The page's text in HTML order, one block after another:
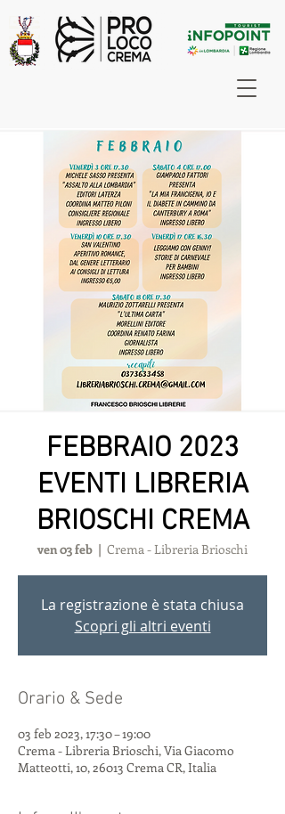
FEBBRAIO 2023
EVENTI LIBRERIA
BRIOSCHI CREMA
ven 03 feb
  |
Crema - Libreria Brioschi
La registrazione è stata chiusa
Scopri gli altri eventi
Orario & Sede
03 feb 2023, 17:30 – 19:00
Crema - Libreria Brioschi, Via Giacomo
Matteotti, 10, 26013 Crema CR, Italia